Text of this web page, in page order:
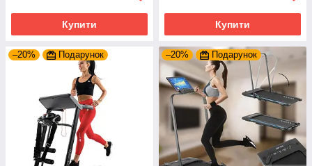
Купити Купити
–20% Подарунок –20% Подарунок